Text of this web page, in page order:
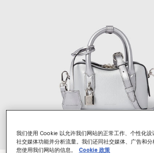
我们使用 Cookie 以允许我们网站的正常工作、个性化设
社交媒体功能并分析流量。我们还同社交媒体、广告和
您使用我们网站的信息。
Cookie 政策